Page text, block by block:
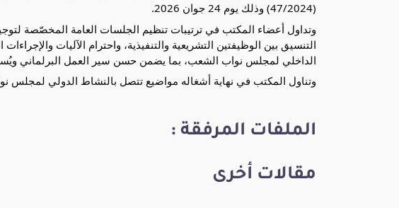
(47/2024) وذلك يوم 24 جوان 2026.
الداخلي لمجلس نواب الشعب، بما يضمن حسن سير العمل البرلماني
وتناول المكتب في نهاية أشغاله مواضيع تتصل بالنشاط الدولي لمجلس
الملفات المرفقة :
مقالات أخرى